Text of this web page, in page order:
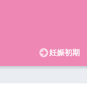
妊娠初期